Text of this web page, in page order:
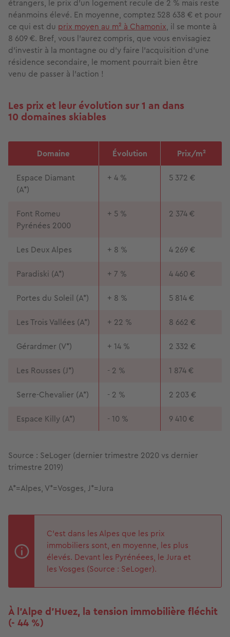
étrangers, le prix d’un logement recule de 2 % mais reste
néanmoins élevé. En moyenne, comptez 528 638 € et pour
ce qui est du prix moyen au m² à Chamonix, il se monte à
8 609 €. Bref, vous l'aurez compris, que vous envisagiez
d'investir à la montagne ou d'y faire l'acquisition d'une
résidence secondaire, le moment pourrait bien être
venu de passer à l'action !
Les prix et leur évolution sur 1 an dans
10 domaines skiables
Domaine Évolution Prix/m²
Espace Diamant
(A*)
+ 4 % 5 372 €
Font Romeu
Pyrénées 2000
+ 5 % 2 374 €
Les Deux Alpes + 8 % 4 269 €
Paradiski (A*) + 7 % 4 460 €
Portes du Soleil (A*) + 8 % 5 814 €
Les Trois Vallées (A*) + 22 % 8 662 €
Gérardmer (V*) + 14 % 2 332 €
Les Rousses (J*) - 2 % 1 874 €
Serre-Chevalier (A*) - 2 % 2 203 €
Espace Killy (A*) - 10 % 9 410 €
Source : SeLoger (dernier trimestre 2020 vs dernier
trimestre 2019)
A*=Alpes, V*=Vosges, J*=Jura
C’est dans les Alpes que les prix
immobiliers sont, en moyenne, les plus
élevés. Devant les Pyrénéees, le Jura et
les Vosges (Source : SeLoger).
À l’Alpe d’Huez, la tension immobilière fléchit
(- 44 %)